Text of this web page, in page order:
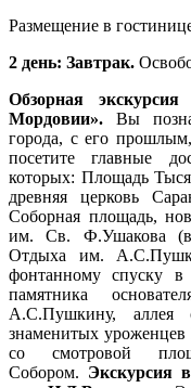
Размещение в
2 день: Завтрак.
Обзорная
Мордовии». Вы
города, с его
посетите главные
которых: Площадь
древняя церковь
Соборная площадь,
им. Св. Ф.Ушакова
Отдыха им.
фонтанному спуску в
памятника
А.С.Пушкину, аллея
знаменитых
со смотровой
Собором. Экскурсия